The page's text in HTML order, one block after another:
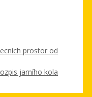
prostor od
jarního kola